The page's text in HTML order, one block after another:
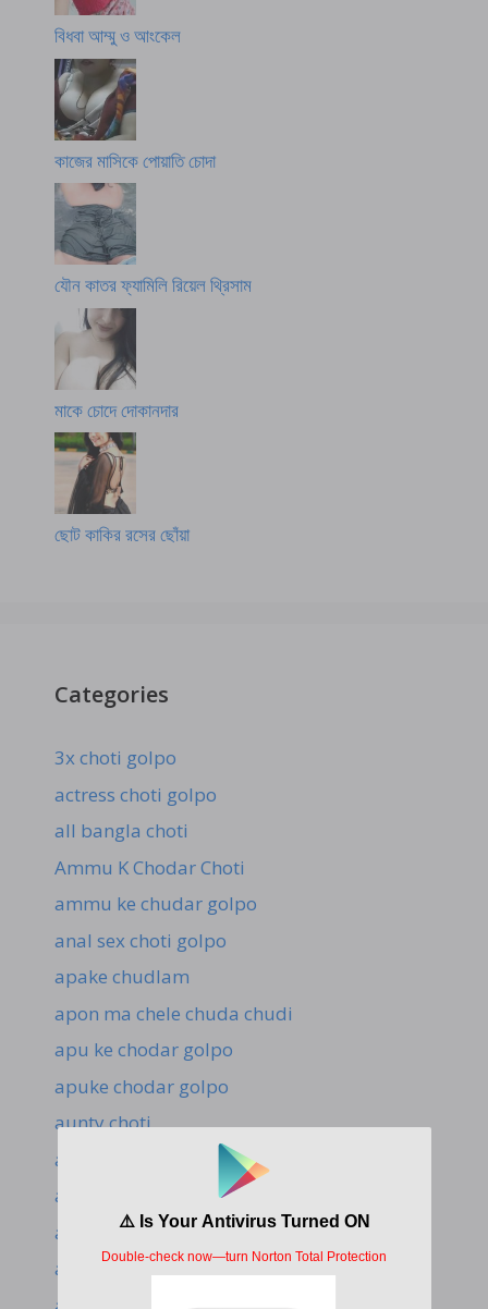
বিধবা আম্মু ও আংকেল
কাজের মাসিকে পোয়াতি চোদা
যৌন কাতর ফ্যামিলি রিয়েল থ্রিসাম
মাকে চোদে দোকানদার
ছোট কাকির রসের ছোঁয়া
Categories
3x choti golpo
actress choti golpo
all bangla choti
Ammu K Chodar Choti
ammu ke chudar golpo
anal sex choti golpo
apake chudlam
apon ma chele chuda chudi
apu ke chodar golpo
apuke chodar golpo
aunty choti
aunty choti golpo
aunty chudar choti golpo
aunty k chodar golpo
aunty kahani